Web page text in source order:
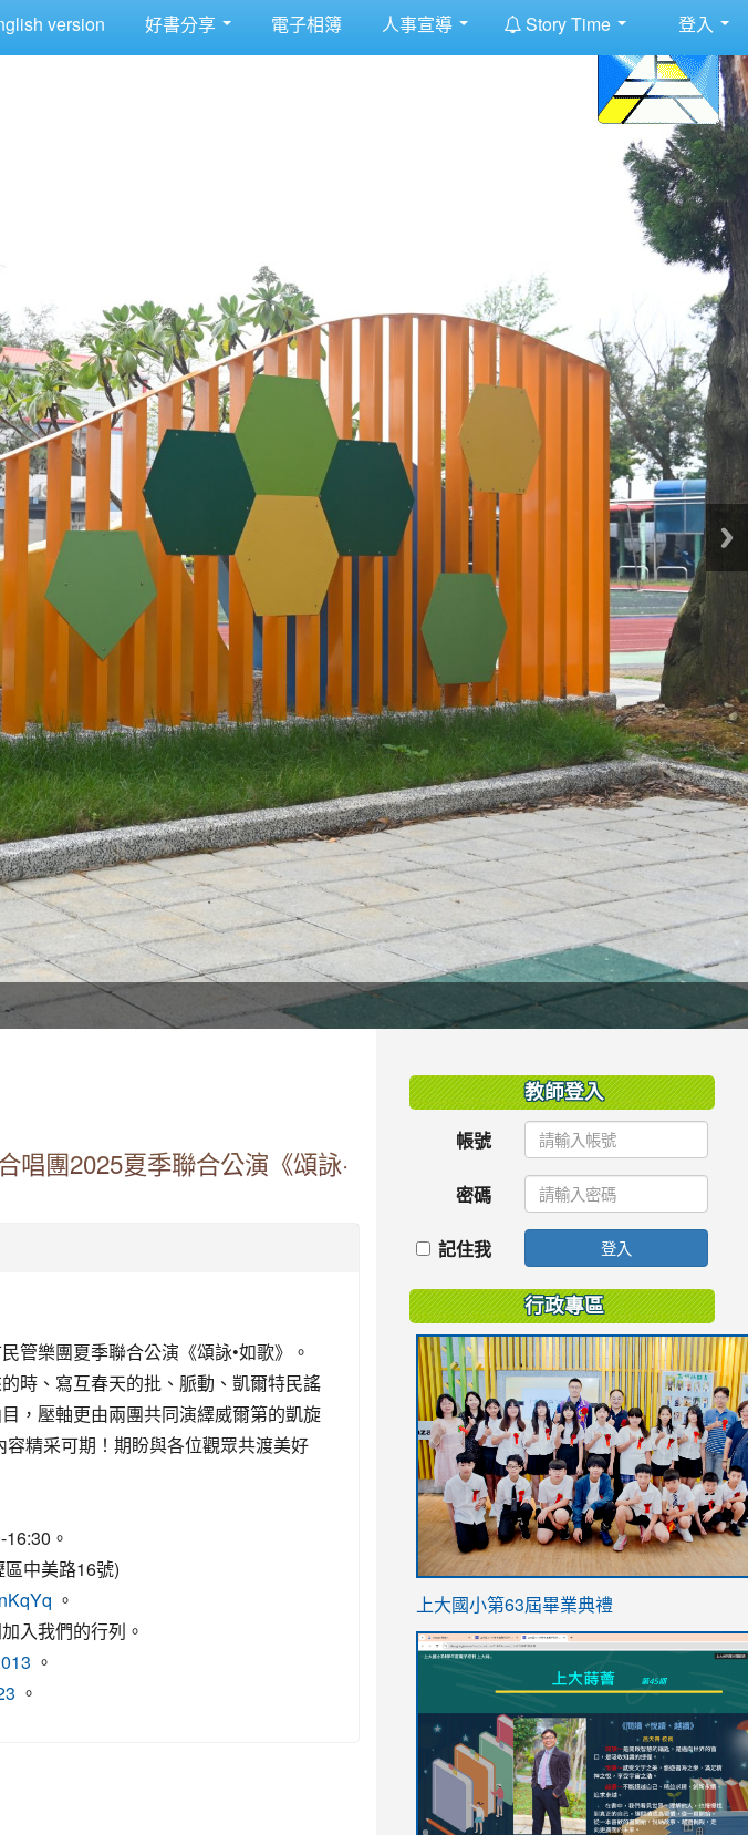
version 好書分享 電子相簿 人事宣導 Story Time 登入
唱團2025夏季聯合公演《頌詠·
管樂團夏季聯合公演《頌詠•如歌》。
時、寫互春天的批、脈動、凱爾特民謠
，壓軸更由兩團共同演繹威爾第的凱旋
精采可期！期盼與各位觀眾共渡美好
。
中美路16號)
。
入我們的行列。
。
。
教師登入
帳號
密碼
記住我 登入
行政專區
link
https://sites.google.com/stes.tyc.edu.tw/
上大國小第63屆畢業典禮
link